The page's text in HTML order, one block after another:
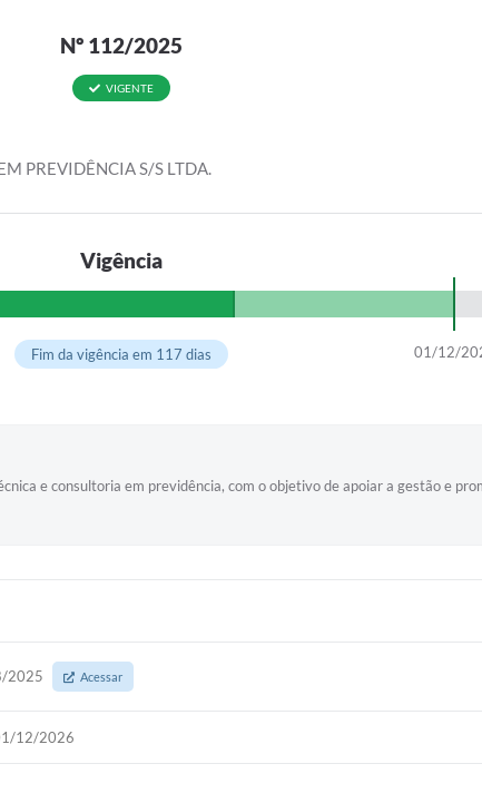
Nº 112/2025
VIGENTE
PREVIDÊNCIA S/S LTDA.
Vigência
01/12/
Fim da vigência em 117 dias
e consultoria em previdência, com o objetivo de apoiar a gestão e
2025 Acessar
12/2026